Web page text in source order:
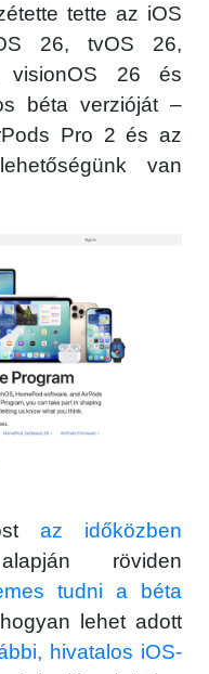
tette az iOS
26, tvOS 26,
visionOS 26 és
béta verzióját –
Pro 2 és az
van
az időközben
röviden
tudni a béta
lehet adott
hivatalos iOS-